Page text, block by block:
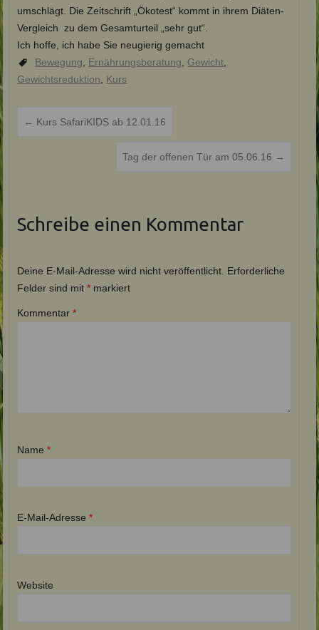
umschlägt. Die Zeitschrift „Ökotest“ kommt in ihrem Diäten-
Vergleich zu dem Gesamturteil „sehr gut“.
Ich hoffe, ich habe Sie neugierig gemacht
Bewegung
Ernährungsberatung Gewicht
Gewichtsreduktion
Kurs
← Kurs SafariKIDS ab 12.01.16
Tag der offenen Tür am 05.06.16 →
Schreibe einen Kommentar
Deine E-Mail-Adresse wird nicht veröffentlicht. Erforderliche
Felder sind mit* markiert
Kommentar*
Name*
E-Mail-Adresse*
Website